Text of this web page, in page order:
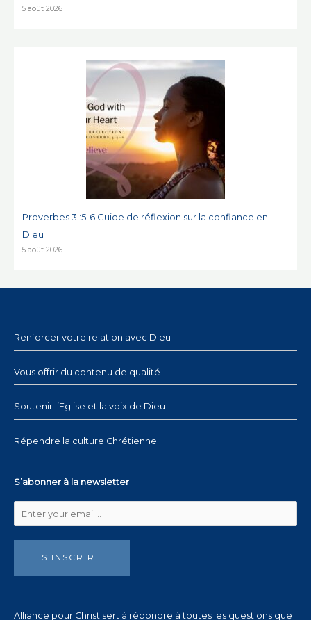
5 août 2026
Proverbes 3 :5-6 Guide de réflexion sur la confiance en
Dieu
5 août 2026
Renforcer votre relation avec Dieu
Vous offrir du contenu de qualité
Soutenir l’Eglise et la voix de Dieu
Répendre la culture Chrétienne
S’abonner à la newsletter
S'INSCRIRE
Alliance pour Christ sert à répondre à toutes les questions que